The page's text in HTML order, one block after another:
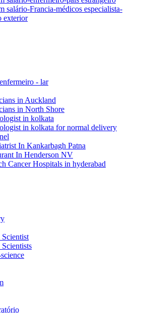
salário-Francia-médicos especialista-
exterior
- lar
in Auckland
in North Shore
in kolkata
in kolkata for normal delivery
In Kankarbagh Patna
In Henderson NV
Cancer Hospitals in hyderabad